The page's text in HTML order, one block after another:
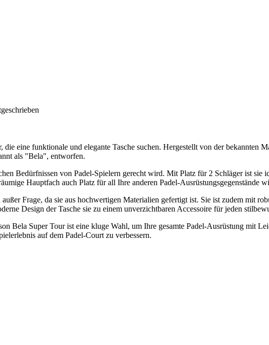
eine funktionale und elegante Tasche suchen. Hergestellt von der bekannten
als "Bela", entworfen.
Bedürfnissen von Padel-Spielern gerecht wird. Mit Platz für 2 Schläger ist sie
Hauptfach auch Platz für all Ihre anderen Padel-Ausrüstungsgegenstände
Frage, da sie aus hochwertigen Materialien gefertigt ist. Sie ist zudem mit
Design der Tasche sie zu einem unverzichtbaren Accessoire für jeden
Bela Super Tour ist eine kluge Wahl, um Ihre gesamte Padel-Ausrüstung mit
auf dem Padel-Court zu verbessern.